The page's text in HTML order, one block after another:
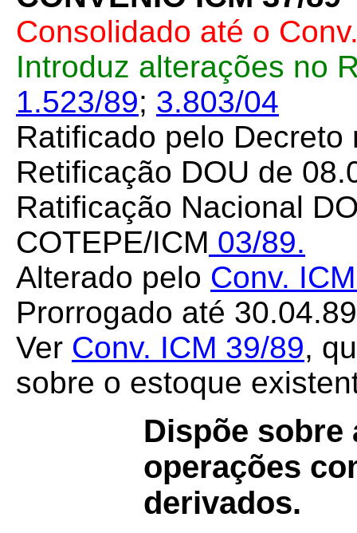
Consolidado até o
Introduz alterações no
1.523/89; 3.803/04
Ratificado pelo Decreto
Retificação DOU de
Ratificação Nacional
COTEPE/ICM 03/89.
Alterado pelo Conv.
Prorrogado até
Ver Conv. ICM 39/89,
sobre o estoque
Dispõe sobre
operações
derivados.